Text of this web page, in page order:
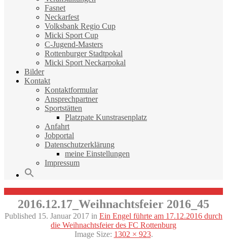
Fasnet
Neckarfest
Volksbank Regio Cup
Micki Sport Cup
C-Jugend-Masters
Rottenburger Stadtpokal
Micki Sport Neckarpokal
Bilder
Kontakt
Kontaktformular
Ansprechpartner
Sportstätten
Platzpate Kunstrasenplatz
Anfahrt
Jobportal
Datenschutzerklärung
meine Einstellungen
Impressum
2016.12.17_Weihnachtsfeier 2016_45
Published 15. Januar 2017 in Ein Engel führte am 17.12.2016 durch
die Weihnachtsfeier des FC Rottenburg
Image Size: 1302 × 923.